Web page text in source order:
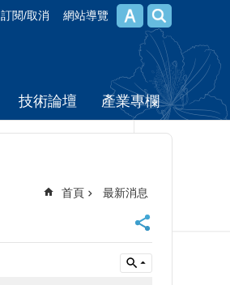
訂閱/取消 網站導覽
技術論壇 產業專欄
首頁 最新消息